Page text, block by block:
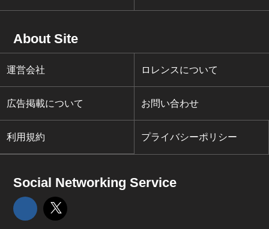
About Site
運営会社 ロレンスについて
広告掲載について お問い合わせ
利用規約 プライバシーポリシー
Social Networking Service